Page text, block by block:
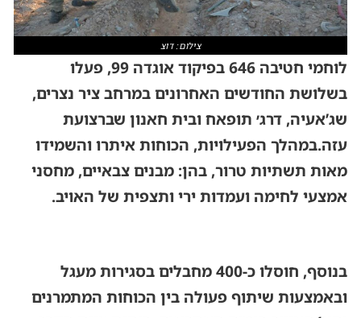
צילום: דוצ
לוחמי חטיבה 646 בפיקוד אוגדה 99, פעלו
בשלושת החודשים האחרונים במרחב ציר נצרים,
שג’אעיה, דרג׳ תופאח ובית חאנון שברצועת
עזה.במהלך הפעילויות, הכוחות איתרו והשמידו
מאות תשתיות טרור, בהן: מבנים צבאיים, מחסני
אמצעי לחימה ועמדות ירי ותצפית של האויב.
בנוסף, חוסלו כ-400 מחבלים בסגירות מעגל
ובאמצעות שיתוף פעולה בין הכוחות המתמרנים